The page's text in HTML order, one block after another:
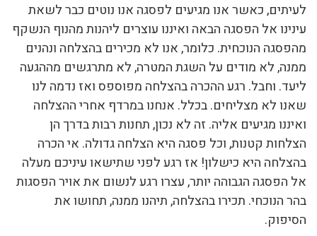
לעיתים, כאשר אנו מגיעים לפסגה אנו נוטים כבר לשאת
עינינו אל הפסגה הבאה ואיננו עוצרים ליהנות מהנוף הנשקף
מהפסגה הנוכחית. כלומר, אנו לא מכירים בהצלחה ונהנים
ממנה, לא מודים על השגת המטרה, לא מתרגשים מההגעה
ליעד. וחבל. רגע ההכרה בהצלחה מפוספס ואז נדמה לנו
שאנו לא מצליחים. בכלל. אנחנו במרדף אחרי ההצלחה
ואיננו מגיעים אליה. זה לא נכון, תחנות רבות בדרך הן
הצלחות קטנות, וכל פסגה היא הצלחה גדולה. אי הכרה
בהצלחה היא כישלון! אז רגע לפני שתישאו עיניכם מעלה
אל הפסגה הגבוהה יותר, עצרו רגע לנשום את אויר הפסגות
בהר הנוכחי. תכירו בהצלחה, תיהנו ממנה, תחושו את
הסיפוק.